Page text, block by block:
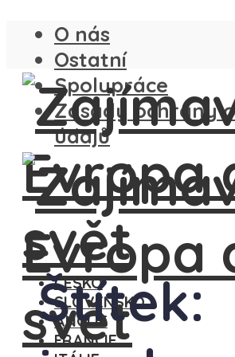
O nás
Ostatní
Spolupráce
Zásady ochrany
údajů
ČESKO
SLOVENSKO
ANGLIE
FRANCIE
Štítek: